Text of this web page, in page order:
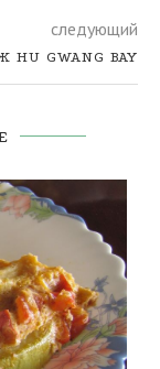
следующий
GWANG BAY